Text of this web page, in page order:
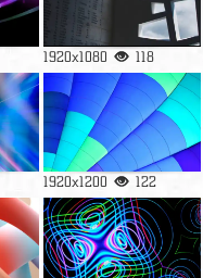
1920x1080 118
1920x1200 122